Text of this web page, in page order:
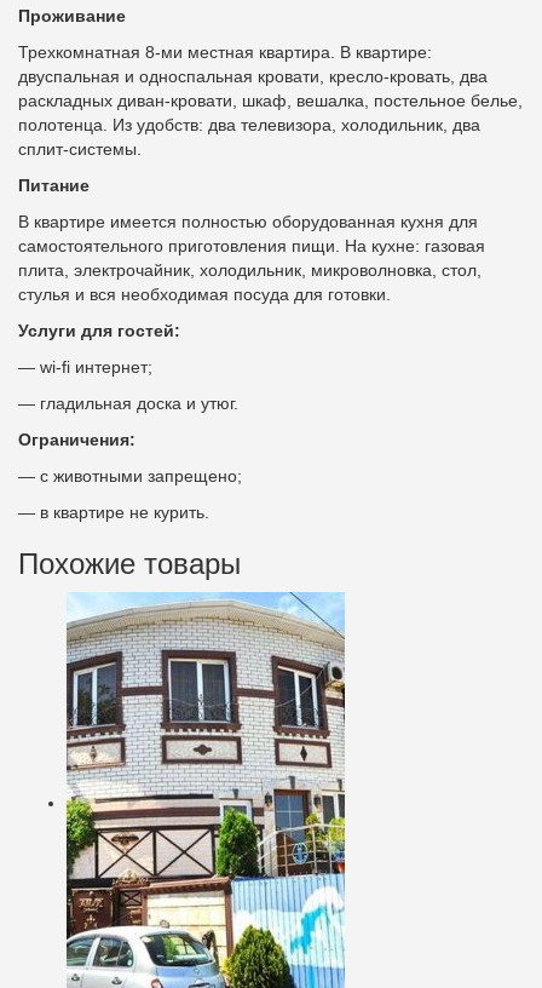
Проживание
Трехкомнатная 8-ми местная квартира. В квартире:
двуспальная и односпальная кровати, кресло-кровать, два
раскладных диван-кровати, шкаф, вешалка, постельное белье,
полотенца. Из удобств: два телевизора, холодильник, два
сплит-системы.
Питание
В квартире имеется полностью оборудованная кухня для
самостоятельного приготовления пищи. На кухне: газовая
плита, электрочайник, холодильник, микроволновка, стол,
стулья и вся необходимая посуда для готовки.
Услуги для гостей:
— wi-fi интернет;
— гладильная доска и утюг.
Ограничения:
— с животными запрещено;
— в квартире не курить.
Похожие товары